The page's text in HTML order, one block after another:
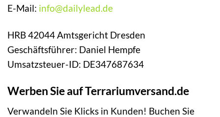
E-Mail: info@dailylead.de
HRB 42044 Amtsgericht Dresden
Geschäftsführer: Daniel Hempfe
Umsatzsteuer-ID: DE347687634
Werben Sie auf Terrariumversand.de
Verwandeln Sie Klicks in Kunden! Buchen Sie